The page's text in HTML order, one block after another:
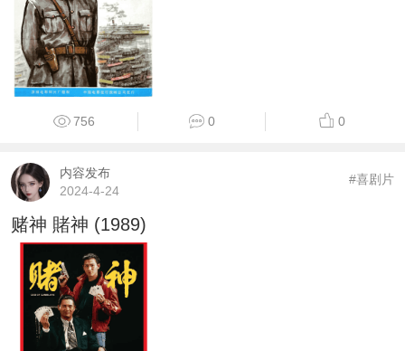
756 0 0
内容发布
2024-4-24
#喜剧片
赌神 賭神 (1989)